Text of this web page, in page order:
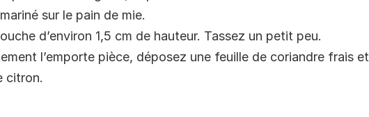
sur le pain de mie.
d’environ 1,5 cm de hauteur. Tassez un petit peu.
l’emporte pièce, déposez une feuille de coriandre frais et
citron.